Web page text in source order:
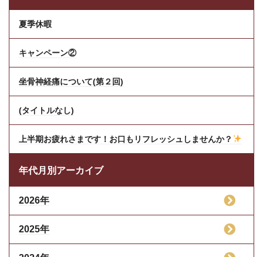
夏季休暇
キャンペーン②
坐骨神経痛について(第２回)
(タイトルなし)
上半期お疲れさまです！お口もリフレッシュしませんか？
年代月別アーカイブ
2026年
2025年